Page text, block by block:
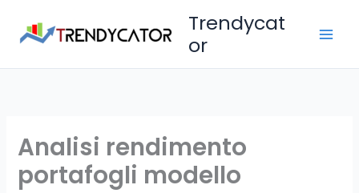
contenuto
Trendycat
or
Analisi rendimento
portafogli modello